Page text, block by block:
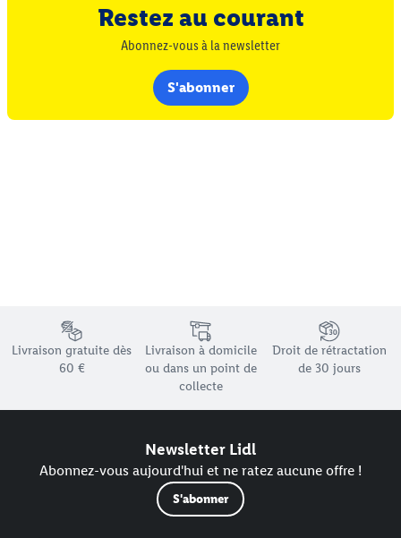
Restez au courant
Abonnez-vous à la newsletter
S'abonner
Élément du pied de page avec les différents arguments de
Livraison gratuite dès
60 €
Livraison à domicile
ou dans un point de
collecte
Droit de rétractation
de 30 jours
Newsletter Lidl
Abonnez-vous aujourd'hui et ne ratez aucune offre !
S'abonner